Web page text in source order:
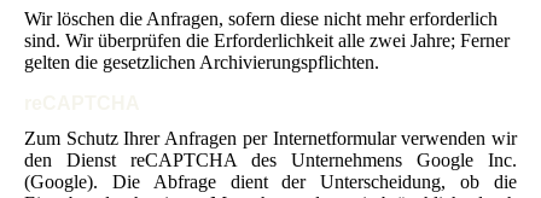
Wir löschen die Anfragen, sofern diese nicht mehr erforderlich
sind. Wir überprüfen die Erforderlichkeit alle zwei Jahre; Ferner
gelten die gesetzlichen Archivierungspflichten.
Zum Schutz Ihrer Anfragen per Internetformular verwenden wir
den Dienst reCAPTCHA des Unternehmens Google Inc.
(Google). Die Abfrage dient der Unterscheidung, ob die